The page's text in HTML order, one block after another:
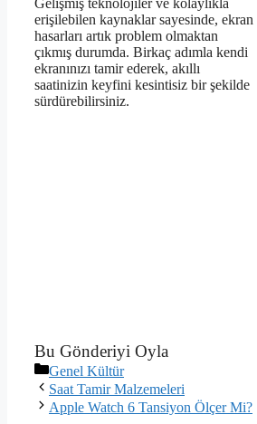
erişilebilen kaynaklar sayesinde, ekran
hasarları artık problem olmaktan
çıkmış durumda. Birkaç adımla kendi
ekranınızı tamir ederek, akıllı
saatinizin keyfini kesintisiz bir şekilde
sürdürebilirsiniz.
Bu Gönderiyi Oyla
Kategoriler
Genel Kültür
Saat Tamir Malzemeleri
Apple Watch 6 Tansiyon Ölçer Mi?